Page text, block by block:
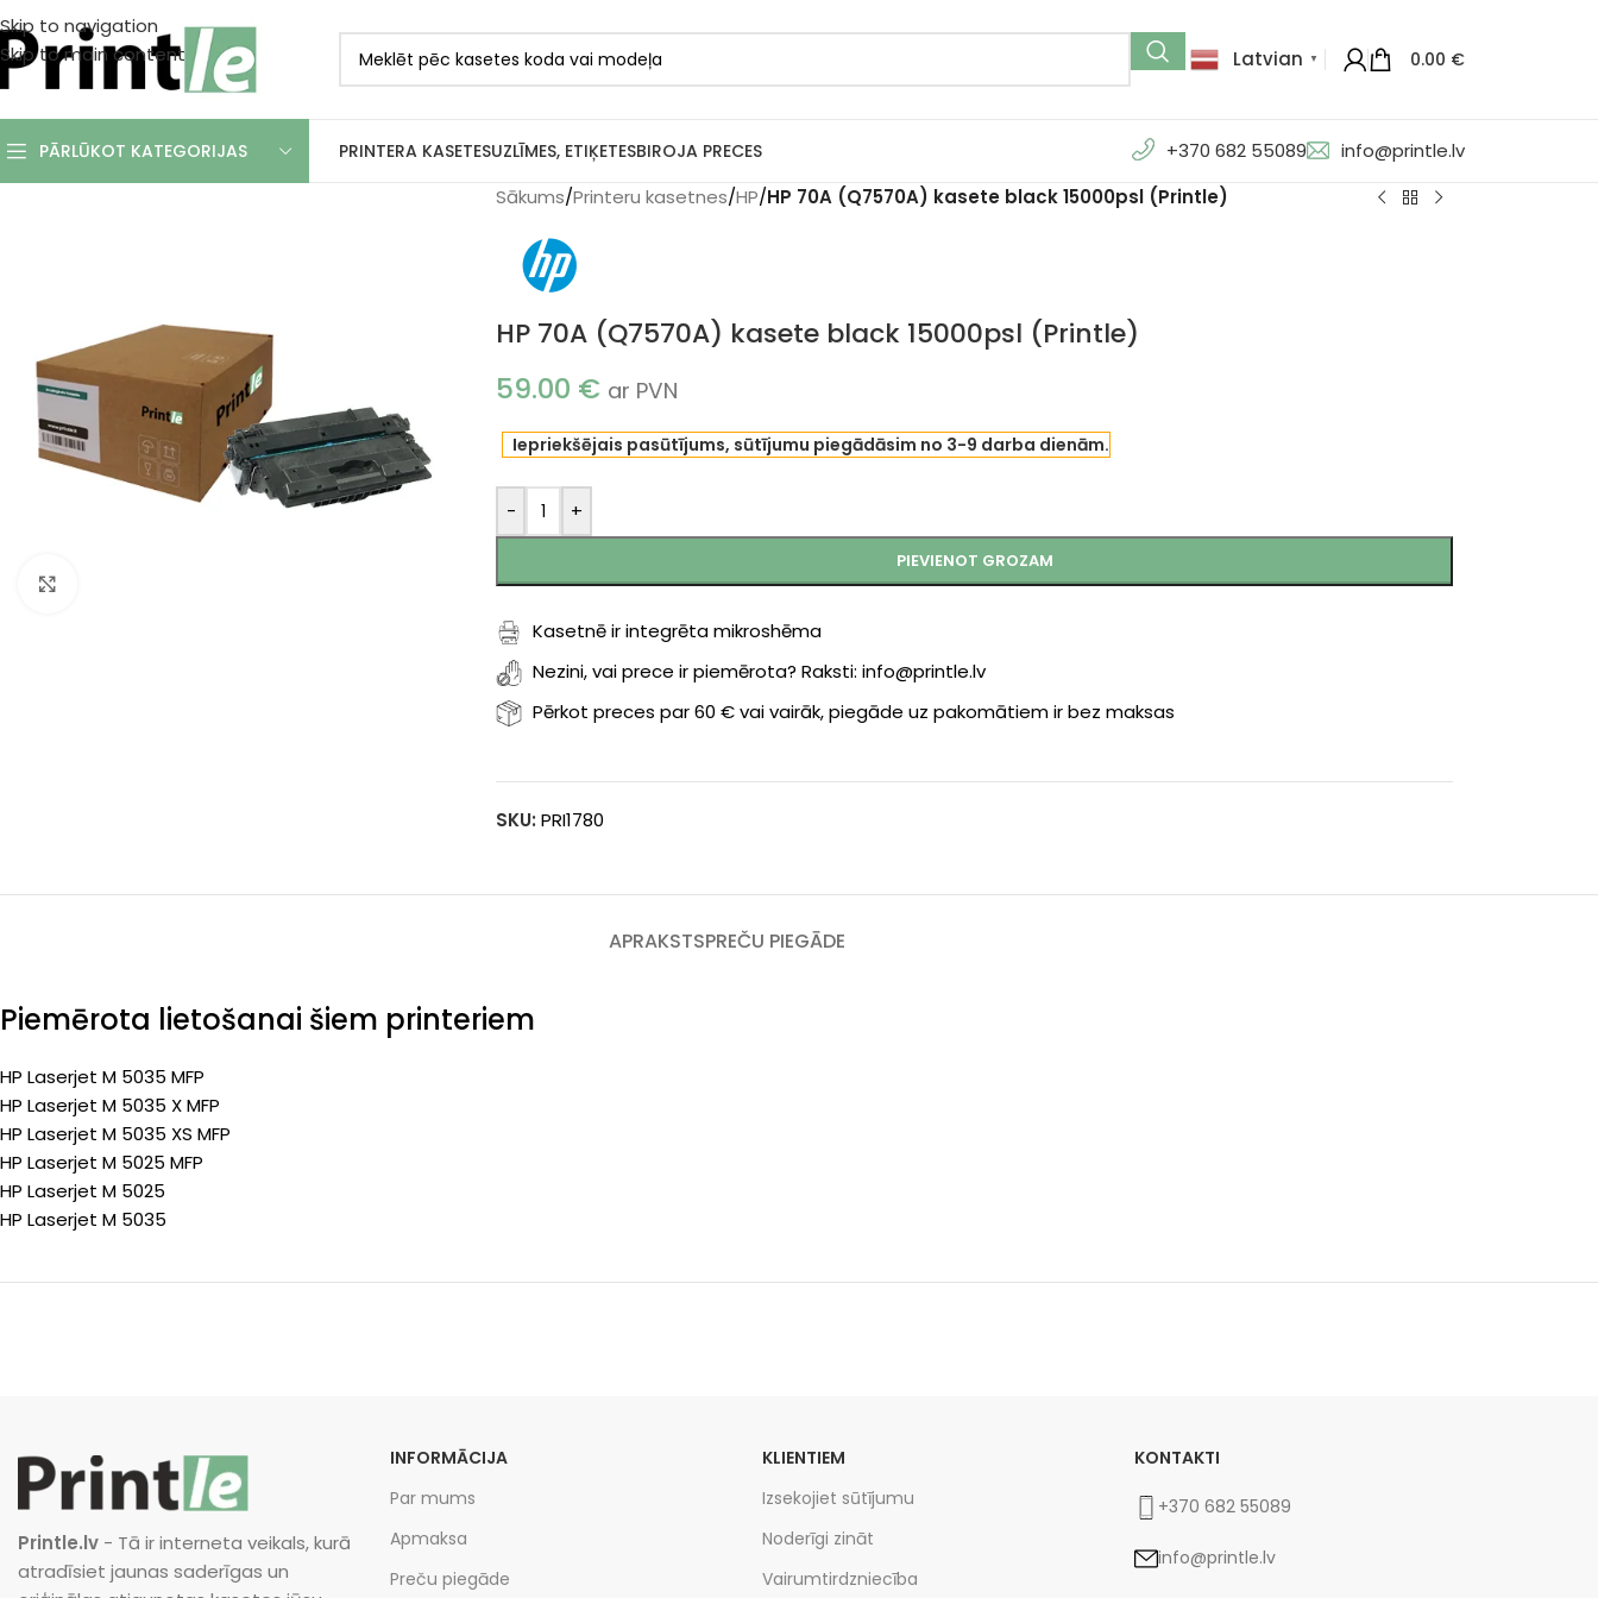
Skip to navigation
Skip to main content
Latvian ▼ 0.00 €
PĀRLŪKOT KATEGORIJAS PRINTERA KASETESUZLĪMES, ETIĶETESBIROJA PRECES +370 682 55089 info@printle.lv
Sākums/Printeru kasetnes/HP/HP 70A (Q7570A) kasete black 15000psl (Printle)
HP 70A (Q7570A) kasete black 15000psl (Printle)
59.00 € ar PVN
Iepriekšējais pasūtījums, sūtījumu piegādāsim no 3-9 darba dienām.
- +
PIEVIENOT GROZAM
Kasetnē ir integrēta mikroshēma
Nezini, vai prece ir piemērota? Raksti: info@printle.lv
Pērkot preces par 60 € vai vairāk, piegāde uz pakomātiem ir bez maksas
SKU:PRI1780
APRAKSTSPREČU PIEGĀDE
Piemērota lietošanai šiem printeriem
HP Laserjet M 5035 MFP
HP Laserjet M 5035 X MFP
HP Laserjet M 5035 XS MFP
HP Laserjet M 5025 MFP
HP Laserjet M 5025
HP Laserjet M 5035
Printle.lv - Tā ir interneta veikals, kurā
atradīsiet jaunas saderīgas un
INFORMĀCIJA
Par mums
Apmaksa
Preču piegāde
KLIENTIEM
Izsekojiet sūtījumu
Noderīgi zināt
Vairumtirdzniecība
KONTAKTI
+370 682 55089
info@printle.lv